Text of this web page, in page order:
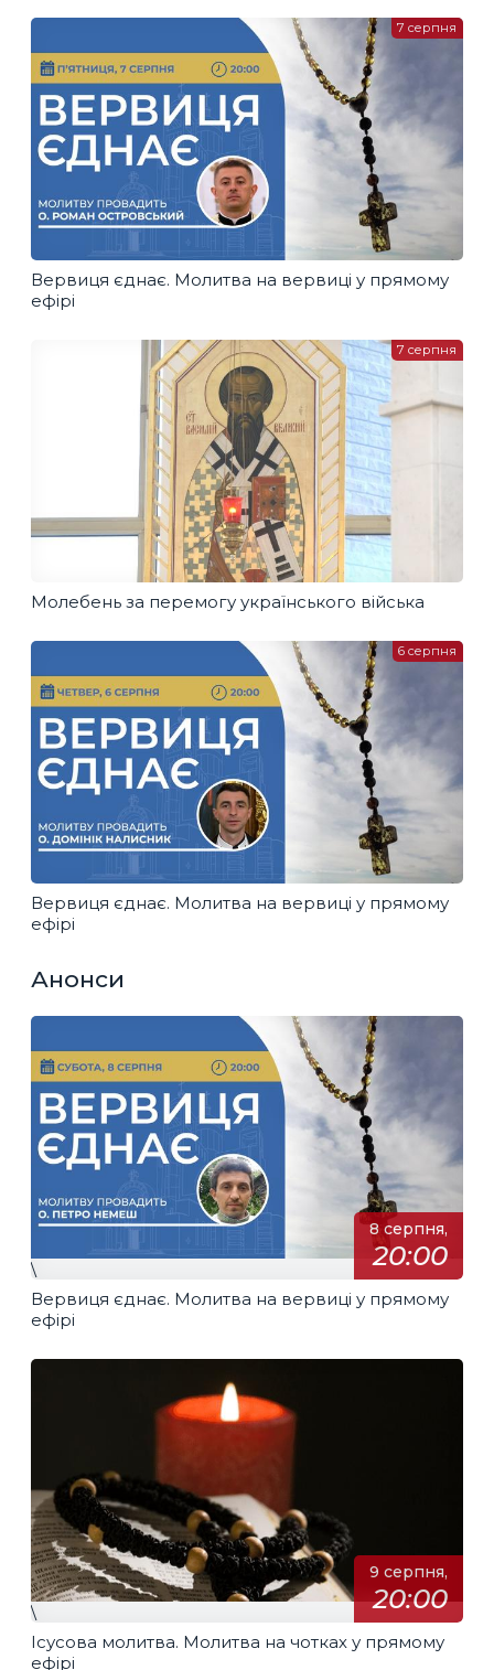
Вервиця єднає. Молитва на вервиці у прямому
ефірі
7 серпня
Молебень за перемогу українського війська
7 серпня
Вервиця єднає. Молитва на вервиці у прямому
ефірі
6 серпня
Анонси
8 серпня,
20:00
\
Вервиця єднає. Молитва на вервиці у прямому
ефірі
9 серпня,
20:00
\
Ісусова молитва. Молитва на чотках у прямому
ефірі